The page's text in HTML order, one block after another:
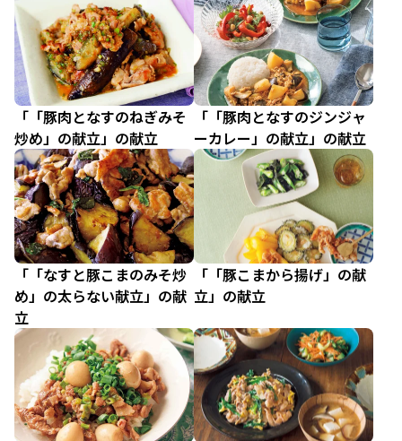
「「豚肉となすのねぎみそ
炒め」の献立」の献立
「「豚肉となすのジンジャ
ーカレー」の献立」の献立
「「なすと豚こまのみそ炒
め」の太らない献立」の献
立
「「豚こまから揚げ」の献
立」の献立